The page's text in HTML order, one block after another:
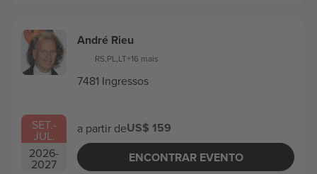
SET.-
JUL.
2026-
2027
André Rieu
RS,PL,LT+16 mais
7481 Ingressos
a partir deUS$ 159
ENCONTRAR EVENTO